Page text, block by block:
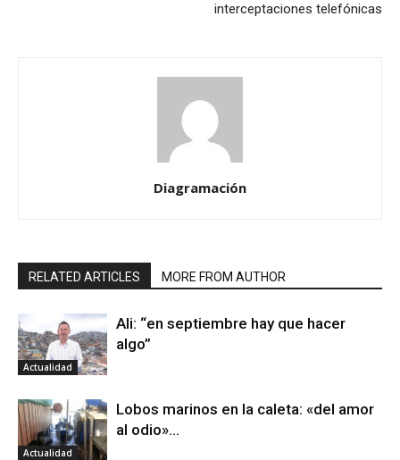
interceptaciones telefónicas
Diagramación
RELATED ARTICLES MORE FROM AUTHOR
Actualidad
Ali: “en septiembre hay que hacer
algo”
Actualidad
Lobos marinos en la caleta: «del amor
al odio»…